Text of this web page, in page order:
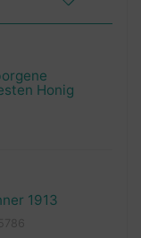
Honig
1913